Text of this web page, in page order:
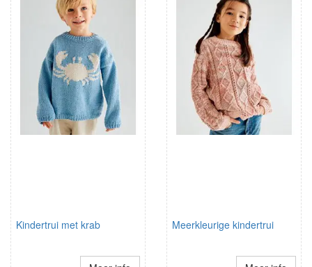
Kindertrui met krab Meerkleurige kindertrui